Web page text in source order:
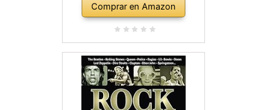
Comprar en Amazon